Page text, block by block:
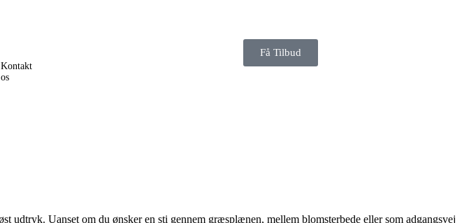
Kontakt
os
Få Tilbud
udtryk. Uanset om du ønsker en sti gennem græsplænen, mellem blomsterbede eller som adgangsvej